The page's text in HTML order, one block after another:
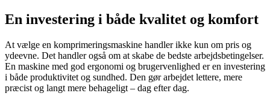
En investering i både kvalitet og komfort
At vælge en komprimeringsmaskine handler ikke kun om pris og
ydeevne. Det handler også om at skabe de bedste arbejdsbetingelser.
En maskine med god ergonomi og brugervenlighed er en investering
i både produktivitet og sundhed. Den gør arbejdet lettere, mere
præcist og langt mere behageligt – dag efter dag.